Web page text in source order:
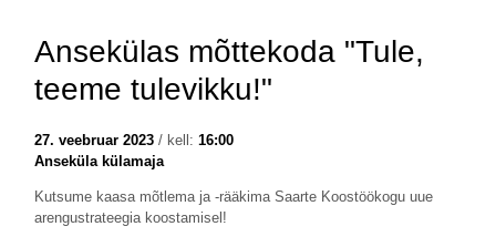
Ansekülas mõttekoda "Tule,
teeme tulevikku!"
27. veebruar 2023/ kell: 16:00
Anseküla külamaja
Kutsume kaasa mõtlema ja -rääkima Saarte Koostöökogu uue
arengustrateegia koostamisel!